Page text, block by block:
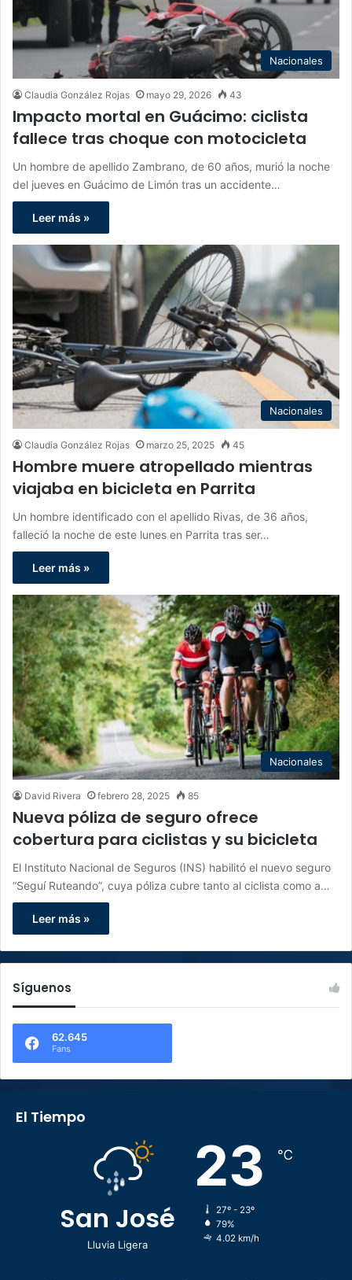
Nacionales
Claudia González Rojas mayo 29, 2026 43
Impacto mortal en Guácimo: ciclista
fallece tras choque con motocicleta
Un hombre de apellido Zambrano, de 60 años, murió la noche
del jueves en Guácimo de Limón tras un accidente…
Leer más »
Nacionales
Claudia González Rojas marzo 25, 2025 45
Hombre muere atropellado mientras
viajaba en bicicleta en Parrita
Un hombre identificado con el apellido Rivas, de 36 años,
falleció la noche de este lunes en Parrita tras ser…
Leer más »
Nacionales
David Rivera febrero 28, 2025 85
Nueva póliza de seguro ofrece
cobertura para ciclistas y su bicicleta
El Instituto Nacional de Seguros (INS) habilitó el nuevo seguro
“Seguí Ruteando”, cuya póliza cubre tanto al ciclista como a…
Leer más »
Síguenos
62.645
Fans
El Tiempo
San José
Lluvia Ligera
23 ℃
27º - 23º
79%
4.02 km/h